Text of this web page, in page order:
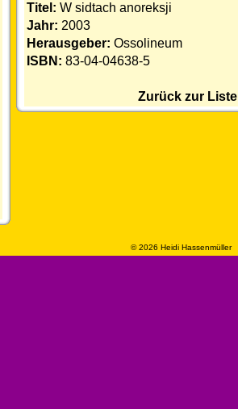
Titel: W sidtach anoreksji
Jahr: 2003
Herausgeber: Ossolineum
ISBN: 83-04-04638-5
Zurück zur Liste
© 2026 Heidi Hassenmüller